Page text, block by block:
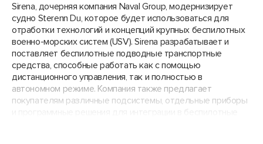
Sirena, дочерняя компания Naval Group, модернизирует
судно Sterenn Du, которое будет использоваться для
отработки технологий и концепций крупных беспилотных
военно-морских систем (USV). Sirena разрабатывает и
поставляет беспилотные подводные транспортные
средства, способные работать как с помощью
дистанционного управления, так и полностью в
автономном режиме. Компания также предлагает
покупателям различные подсистемы, отдельные приборы